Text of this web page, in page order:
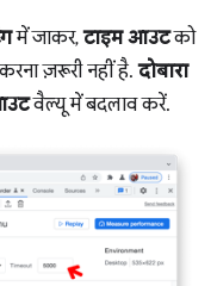
में जाकर,टाइम आउटको
ज़रूरी नहीं है.दोबारा
वैल्यू में बदलाव करें.